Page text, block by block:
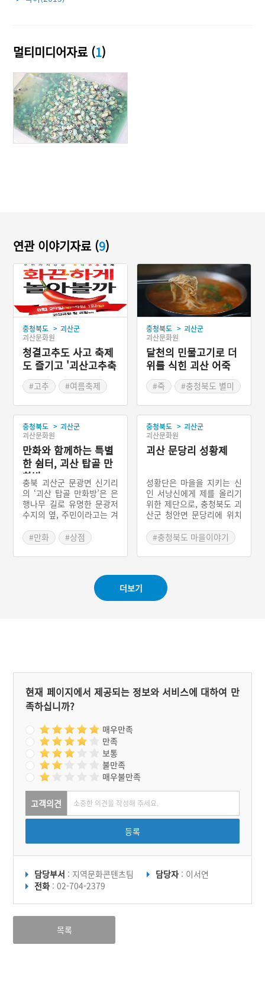
멀티미디어자료 (1)
연관 이야기자료 (9)
충청북도 > 괴산군
괴산문화원
청결고추도 사고 축제
도 즐기고 '괴산고추축
제'#고추
#여름축제
#충청북도 축제
충청북도 > 괴산군
괴산문화원
달천의 민물고기로 더
위를 식힌 괴산 어죽
#죽 #충청북도 별미
충청북도 > 괴산군
괴산문화원
만화와 함께하는 특별
한 쉼터, 괴산 탑골 만
화방
충북 괴산군 문광면 신기리
의 ‘괴산 탑골 만화방’은 은
행나무 길로 유명한 문광저
수지의 옆, 주민이라고는 겨
을에 있다. ‘시골 마을에도
분명한 쾌락이 있어야 한
다’는 생각으로 지방으로 내
‘공공미술삼거리’의 예술인
들이 폐가였던 건물을 리모
델링해 만든 만화방이다. 탑
제를 열기도 한다. 우쿨렐레
소모임과 일년에 두번 열리
는 만화 세미나도 있다.
#만화
#상점
충청북도 > 괴산군
괴산문화원
괴산 문당리 성황제
성황단은 마을을 지키는 신
인 서낭신에게 제를 올리기
위한 제단으로, 충청북도 괴
산군 청안면 문당리에 위치
황당이 존재한다. 문당리 성
황단의 형성 시기는 조선 중
기로 추측되지만 확실한 증
제단부와 양 옆의 돌탑, 그
리고 제단부 위로 이어지는
긴 돌무더기까지 굉장히 특
을에서는 제물을 준비한다.
문당리 성황당은 보존 상태
와 특이한 형태로 인해 역사
#충청북도 마을이야기
더보기
현재 페이지에서 제공되는 정보와 서비스에 대하여 만
족하십니까?
매우만족
만족
보통
불만족
매우불만족
고객의견
등록
담당부서 : 지역문화콘텐츠팀 담당자 : 이서연
전화 : 02-704-2379
목록